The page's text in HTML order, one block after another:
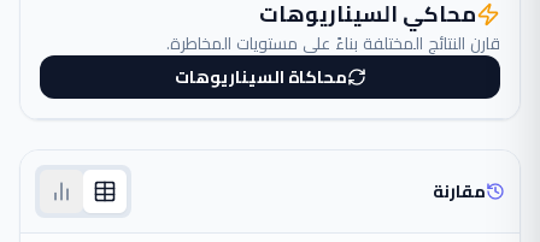
محاكي السيناريوهات
قارن النتائج المختلفة بناءً على مستويات المخاطرة.
محاكاة السيناريوهات
مقارنة